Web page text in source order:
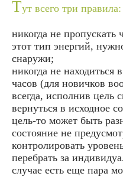
Тут всего три правила:
никогда не пропускать
этот тип энергий,
снаружи;
никогда не находиться
часов (для новичков
всегда, исполнив цель
вернуться в исходное
цель-то может быть
состояние не
контролировать
перебрать за
случае есть еще пара